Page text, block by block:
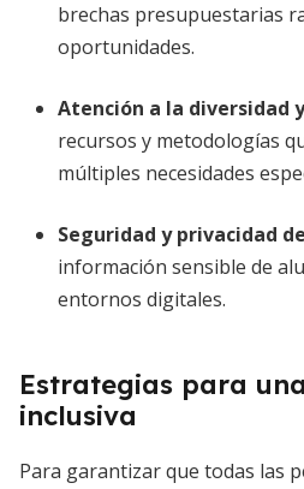
brechas presupuestarias
oportunidades.
Atención a la diversidad
recursos y metodologías
múltiples necesidades
Seguridad y privacidad
información sensible de
entornos digitales.
Estrategias para
inclusiva
Para garantizar que todas las